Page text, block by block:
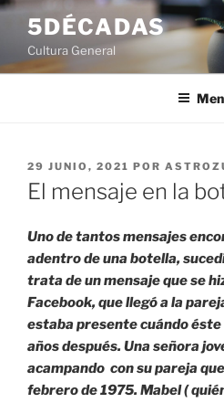
Saltar
contenido
5DÉCADAS
Cultura General
PUBLICADO
EL
29 JUNIO, 2021 POR
El mensaje en la
Uno de tantos mensajes
adentro de una botella,
trata de un mensaje que se
Facebook, que llegó a la
estaba presente cuándo
años después. Una señora
acampando con su pareja
febrero de 1975. Mabel (